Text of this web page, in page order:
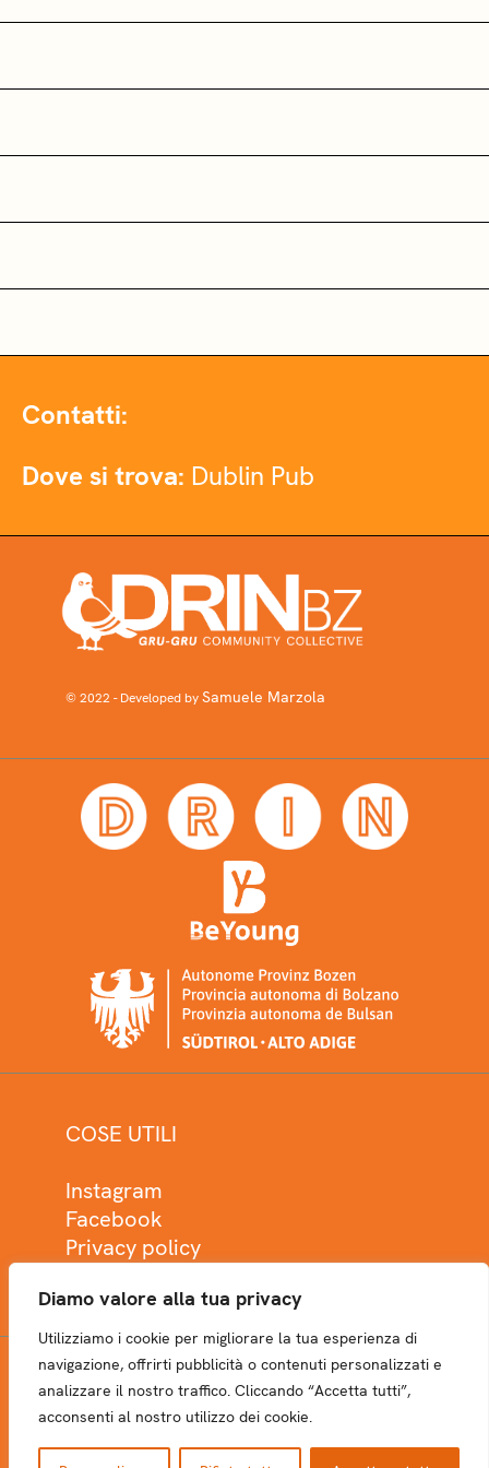
Diamo valore alla tua privacy
Utilizziamo i cookie per migliorare la tua esperienza di
navigazione, offrirti pubblicità o contenuti personalizzati e
analizzare il nostro traffico. Cliccando “Accetta tutti”,
acconsenti al nostro utilizzo dei cookie.
Contatti:
Dove si trova: Dublin Pub
© 2022 - Developed bySamuele Marzola
COSE UTILI
Instagram
Facebook
Privacy policy
NEWSLETTER